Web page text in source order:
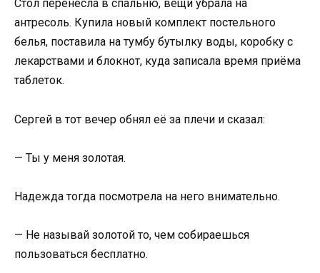
Стол перенесла в спальню, вещи убрала на
антресоль. Купила новый комплект постельного
белья, поставила на тумбу бутылку воды, коробку с
лекарствами и блокнот, куда записала время приёма
таблеток.
Сергей в тот вечер обнял её за плечи и сказал:
— Ты у меня золотая.
Надежда тогда посмотрела на него внимательно.
— Не называй золотой то, чем собираешься
пользоваться бесплатно.